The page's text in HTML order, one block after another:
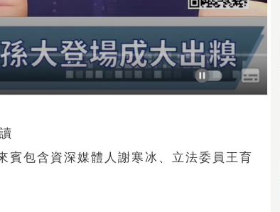
賓包含資深媒體人謝寒冰、立法委員王育